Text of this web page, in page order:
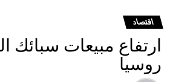
اقتصاد
ارتفاع مبيعات سبائك
روسيا